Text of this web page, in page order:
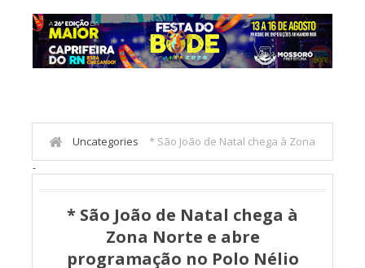
Uncategories * São João de Natal chega à Zona
Norte e abre programação no Polo Nélio Dias.
-
* São João de Natal chega à
Zona Norte e abre
programação no Polo Nélio